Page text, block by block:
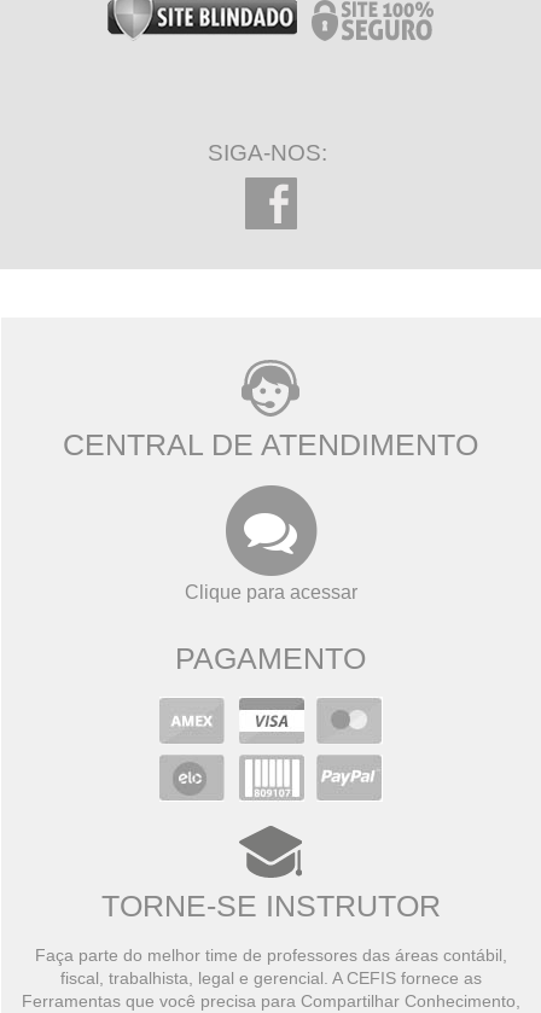
SIGA-NOS:
CENTRAL DE ATENDIMENTO
Clique para acessar
PAGAMENTO
TORNE-SE INSTRUTOR
Faça parte do melhor time de professores das áreas contábil,
fiscal, trabalhista, legal e gerencial. A CEFIS fornece as
Ferramentas que você precisa para Compartilhar Conhecimento,